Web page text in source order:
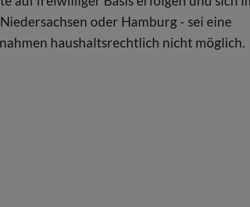
oder Hamburg - sei eine
haushaltsrechtlich nicht möglich.